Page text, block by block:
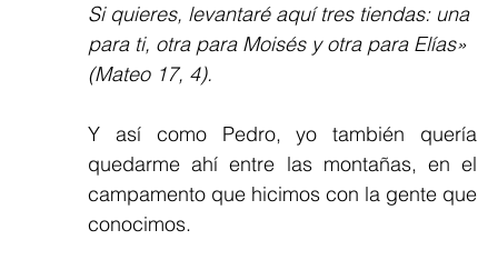
Si quieres, levantaré aquí tres tiendas: una
para ti, otra para Moisés y otra para Elías»
(Mateo 17, 4).
Y así como Pedro, yo también quería
quedarme ahí entre las montañas, en el
campamento que hicimos con la gente que
conocimos.